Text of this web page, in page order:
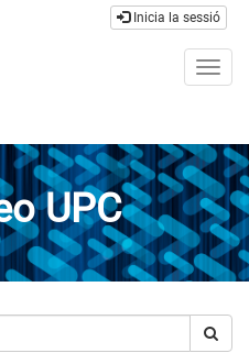
Inicia la sessió
UPC